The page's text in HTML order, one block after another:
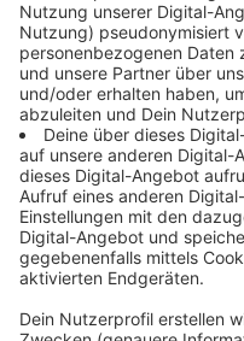
dagegen relativ
Samstagmittag bei
Crash mit drei Autos bei
Jähriger wollte einen
wechselte dazu auf
Mercedes kam von
rechtzeitig bremsen. Er
Streifen und krachte
wiederum überschlug
Wagen wurden aber